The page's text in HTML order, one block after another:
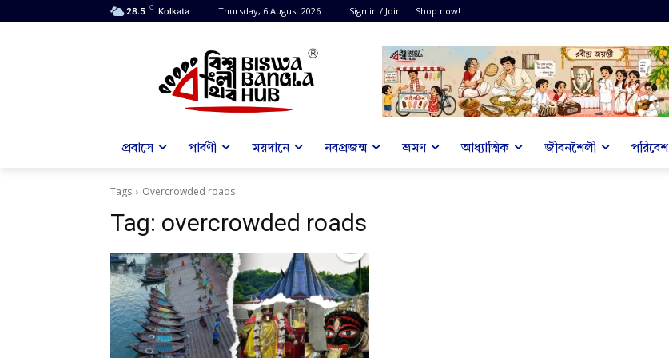
28.5 C Kolkata Thursday, 6 August 2026 Sign in / Join Shop now!
প্রবাসে পার্বণী ময়দানে নবপ্রজন্ম ভ্রমণ আধ্যাত্মিক জীবনশৈলী পরিবেশ
Tags Overcrowded roads
Tag: overcrowded roads